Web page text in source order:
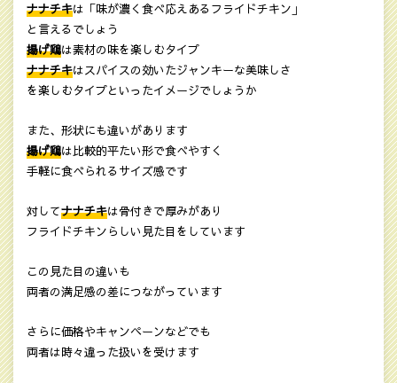
ナナチキは「味が濃く食べ応えあるフライドチキン」
と言えるでしょう
揚げ鶏は素材の味を楽しむタイプ
ナナチキはスパイスの効いたジャンキーな美味しさ
を楽しむタイプといったイメージでしょうか
また、形状にも違いがあります
揚げ鶏は比較的平たい形で食べやすく
手軽に食べられるサイズ感です
対してナナチキは骨付きで厚みがあり
フライドチキンらしい見た目をしています
この見た目の違いも
両者の満足感の差につながっています
さらに価格やキャンペーンなどでも
両者は時々違った扱いを受けます